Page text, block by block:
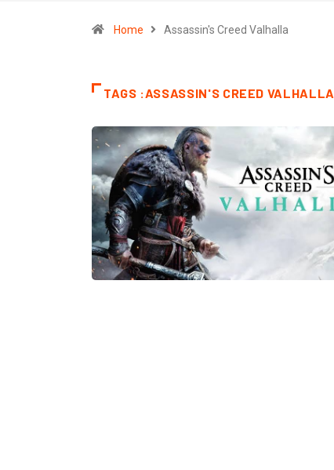
Home Assassin's Creed Valhalla
TAGS :ASSASSIN'S CREED VALHALLA